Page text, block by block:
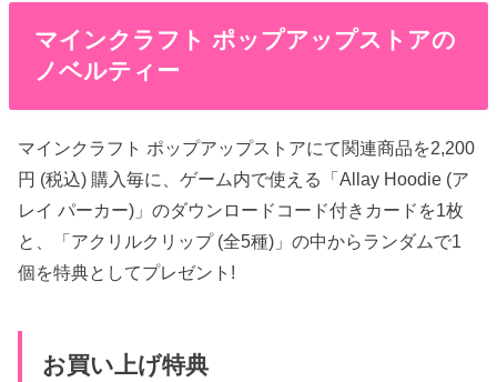
マインクラフト ポップアップストアの
ノベルティー
マインクラフト ポップアップストアにて関連商品を2,200
円 (税込) 購入毎に、ゲーム内で使える「Allay Hoodie (ア
レイ パーカー)」のダウンロードコード付きカードを1枚
と、「アクリルクリップ (全5種)」の中からランダムで1
個を特典としてプレゼント!
お買い上げ特典